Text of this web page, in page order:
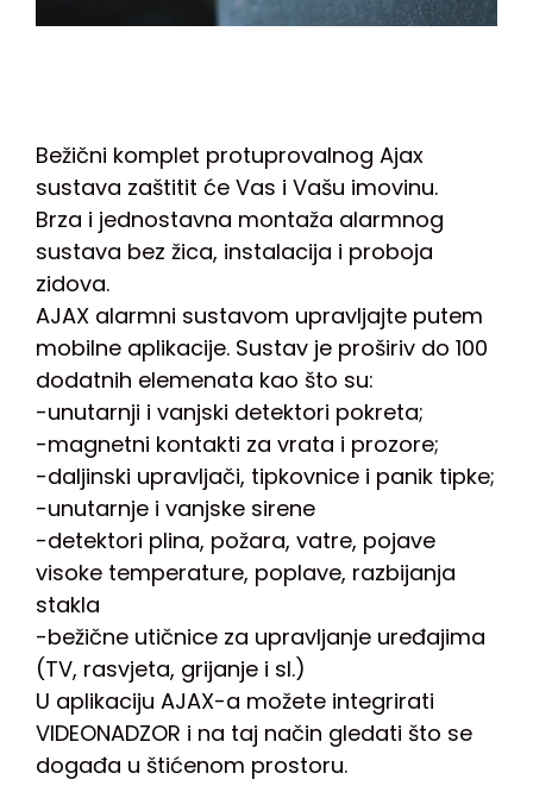
Bežični komplet protuprovalnog Ajax
sustava zaštitit će Vas i Vašu imovinu.
Brza i jednostavna montaža alarmnog
sustava bez žica, instalacija i proboja
zidova.
AJAX alarmni sustavom upravljajte putem
mobilne aplikacije. Sustav je proširiv do 100
dodatnih elemenata kao što su:
-unutarnji i vanjski detektori pokreta;
-magnetni kontakti za vrata i prozore;
-daljinski upravljači, tipkovnice i panik tipke;
-unutarnje i vanjske sirene
-detektori plina, požara, vatre, pojave
visoke temperature, poplave, razbijanja
stakla
-bežične utičnice za upravljanje uređajima
(TV, rasvjeta, grijanje i sl.)
U aplikaciju AJAX-a možete integrirati
VIDEONADZOR i na taj način gledati što se
događa u štićenom prostoru.